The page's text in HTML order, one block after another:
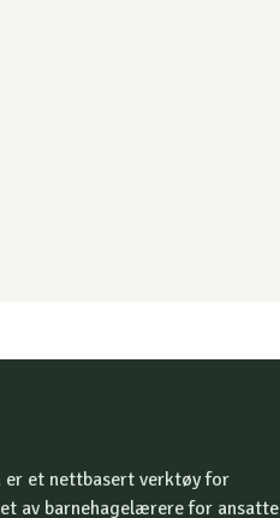
er et nettbasert verktøy for
av barnehagelærere for ansatte